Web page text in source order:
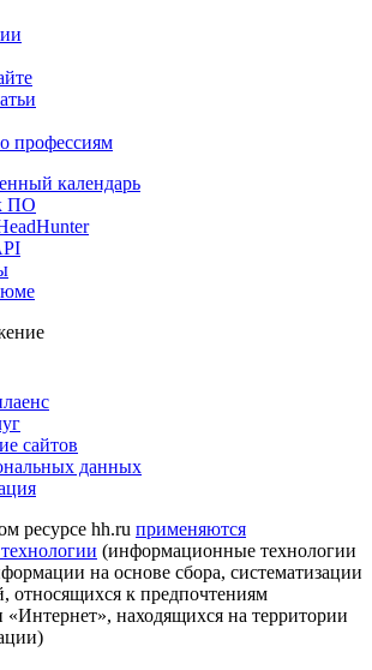
профессиям
календарь
ПО
сайтов
данных
ресурсе hh.ru применяются
(информационные технологии
на основе сбора, систематизации
относящихся к предпочтениям
«Интернет», находящихся на территории